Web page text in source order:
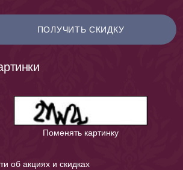
ПОЛУЧИТЬ СКИДКУ
Поменять картинку
об акциях и скидках